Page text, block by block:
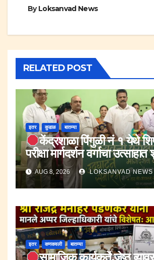
ByLoksanvad News
RELATED POST
इतर कुडाळ बातम्या
केंद्रशाळा पिंगुळी नं १ येथे
परीक्षा मार्गदर्शन वर्गाचा
AUG 8, 2026 LOKSANVAD NEWS
इतर कणकवली बातम्या